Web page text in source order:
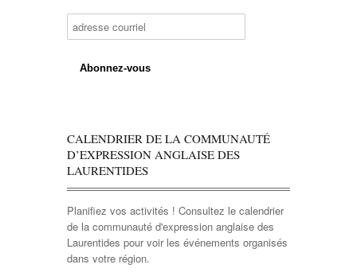
CALENDRIER DE LA COMMUNAUTÉ
D’EXPRESSION ANGLAISE DES
LAURENTIDES
Planifiez vos activités ! Consultez le calendrier
de la communauté d'expression anglaise des
Laurentides pour voir les événements organisés
dans votre région.